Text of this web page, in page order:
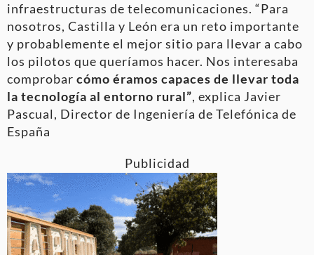
infraestructuras de telecomunicaciones. “Para
nosotros, Castilla y León era un reto importante
y probablemente el mejor sitio para llevar a cabo
los pilotos que queríamos hacer. Nos interesaba
comprobar cómo éramos capaces de llevar toda
la tecnología al entorno rural”, explica Javier
Pascual, Director de Ingeniería de Telefónica de
España
Publicidad